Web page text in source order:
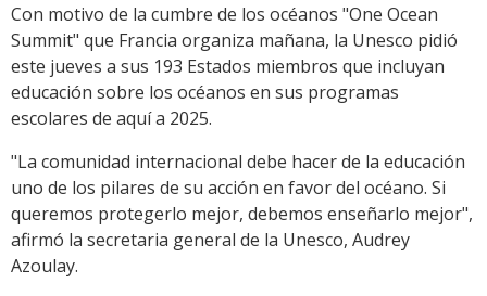
Link
Con motivo de la cumbre de los océanos "One Ocean
Summit" que Francia organiza mañana, la Unesco pidió
este jueves a sus 193 Estados miembros que incluyan
educación sobre los océanos en sus programas
escolares de aquí a 2025.
"La comunidad internacional debe hacer de la educación
uno de los pilares de su acción en favor del océano. Si
queremos protegerlo mejor, debemos enseñarlo mejor",
afirmó la secretaria general de la Unesco, Audrey
Azoulay.